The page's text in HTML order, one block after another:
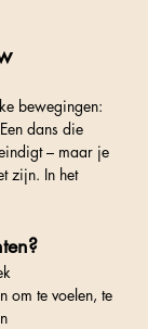
bewegingen:
dans die
– maar je
zijn. In het
om te voelen, te